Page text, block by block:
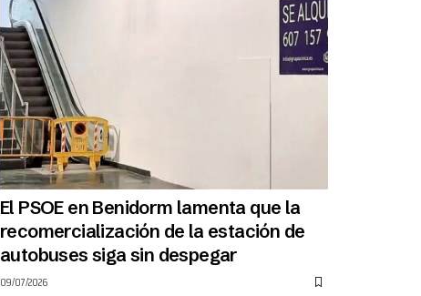
El PSOE en Benidorm lamenta que la
recomercialización de la estación de
autobuses siga sin despegar
09/07/2026